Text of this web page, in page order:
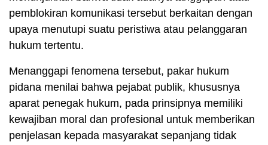
pemblokiran komunikasi tersebut berkaitan dengan
upaya menutupi suatu peristiwa atau pelanggaran
hukum tertentu.
Menanggapi fenomena tersebut, pakar hukum
pidana menilai bahwa pejabat publik, khususnya
aparat penegak hukum, pada prinsipnya memiliki
kewajiban moral dan profesional untuk memberikan
penjelasan kepada masyarakat sepanjang tidak